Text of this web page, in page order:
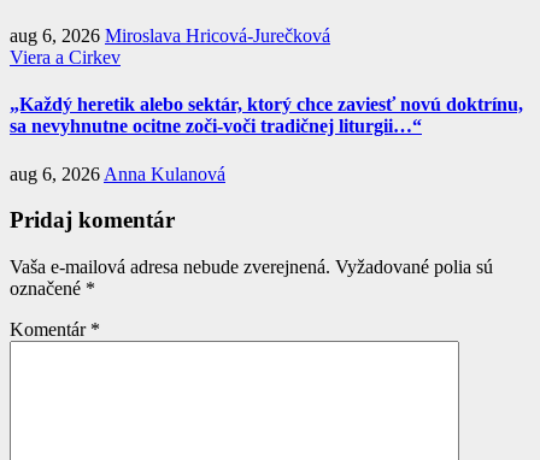
aug 6, 2026 Miroslava Hricová-Jurečková
Viera a Cirkev
„Každý heretik alebo sektár, ktorý chce zaviesť novú doktrínu,
sa nevyhnutne ocitne zoči-voči tradičnej liturgii…“
aug 6, 2026 Anna Kulanová
Pridaj komentár
Vaša e-mailová adresa nebude zverejnená. Vyžadované polia sú
označené *
Komentár *